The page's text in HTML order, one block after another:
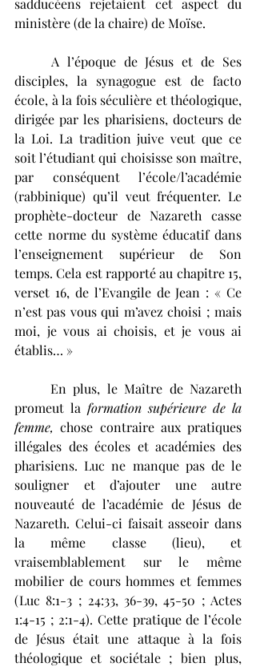
sadducéens rejetaient cet aspect du
ministère (de la chaire) de Moïse.
disciples, la synagogue est de facto
école, à la fois séculière et théologique,
dirigée par les pharisiens, docteurs de
la Loi. La tradition juive veut que ce
soit l’étudiant qui choisisse son maître,
par conséquent l’école/l’académie
(rabbinique) qu’il veut fréquenter. Le
prophète-docteur de Nazareth casse
cette norme du système éducatif dans
l’enseignement supérieur de Son
temps. Cela est rapporté au chapitre 15,
verset 16, de l’Evangile de Jean : « Ce
n’est pas vous qui m’avez choisi ; mais
moi, je vous ai choisis, et je vous ai
établis… »
promeut la formation supérieure de la
femme, chose contraire aux pratiques
illégales des écoles et académies des
pharisiens. Luc ne manque pas de le
souligner et d’ajouter une autre
nouveauté de l’académie de Jésus de
Nazareth. Celui-ci faisait asseoir dans
la même classe (lieu), et
vraisemblablement sur le même
mobilier de cours hommes et femmes
(Luc 8:1-3 ; 24:33, 36-39, 45-50 ; Actes
1:4-15 ; 2:1-4). Cette pratique de l’école
de Jésus était une attaque à la fois
théologique et sociétale ; bien plus,